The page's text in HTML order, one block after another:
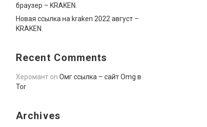
браузер – KRAKEN.
Новая ссылка на kraken 2022 август –
KRAKEN.
Recent Comments
Херомант on Омг ссылка – сайт Omg в
Tor
Archives